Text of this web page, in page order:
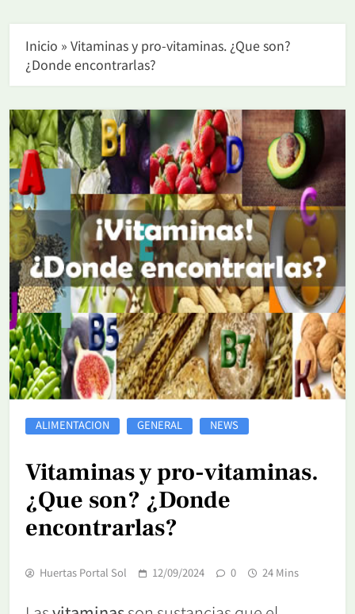
Inicio » Vitaminas y pro-vitaminas. ¿Que son?
¿Donde encontrarlas?
ALIMENTACION GENERAL NEWS
Vitaminas y pro-vitaminas.
¿Que son? ¿Donde
encontrarlas?
Huertas Portal Sol 12/09/2024 0 24 Mins